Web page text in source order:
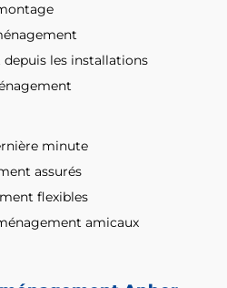
depuis les installations
minute
assurés
flexibles
amicaux